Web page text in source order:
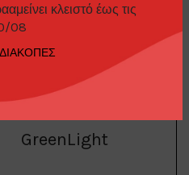
κλειστό έως τις
081/64 2023 Ram 2500
Edition Series 1*,
GreenLight